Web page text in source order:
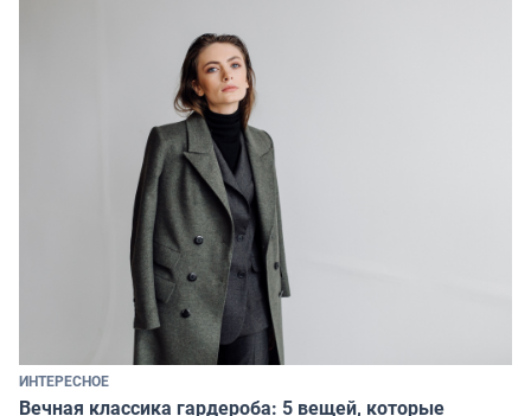
ИНТЕРЕСНОЕ
Вечная классика гардероба: 5 вещей, которые